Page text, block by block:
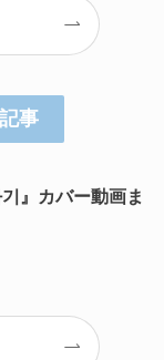
事
』カバー動画ま